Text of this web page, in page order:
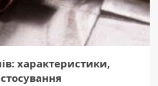
характеристики,